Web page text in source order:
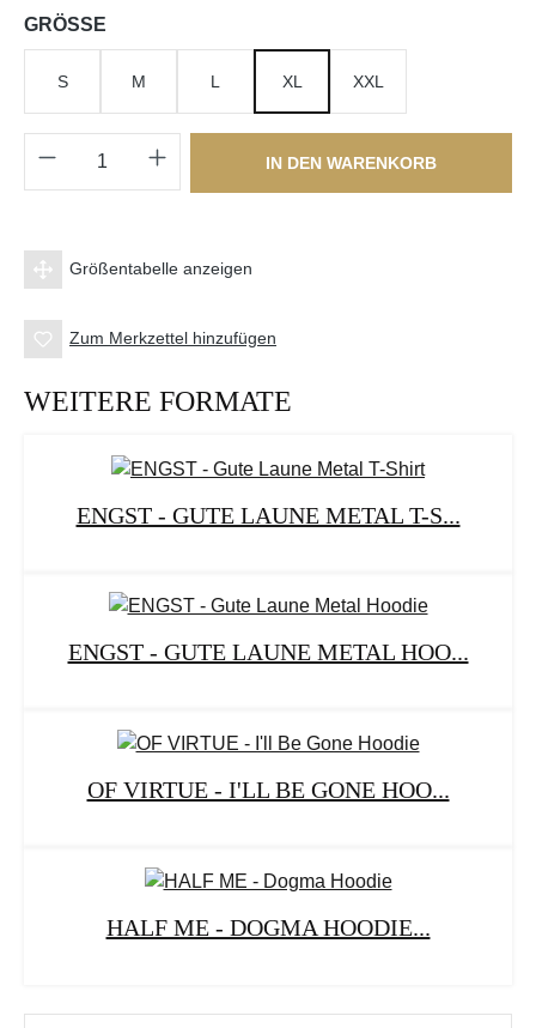
GRÖSSE
S M L XL XXL
Produkt Anzahl: Gib den gewünschten
IN DEN WARENKORB
Größentabelle anzeigen
Zum Merkzettel hinzufügen
WEITERE FORMATE
ENGST - GUTE LAUNE METAL T-S...
ENGST - GUTE LAUNE METAL HOO...
OF VIRTUE - I'LL BE GONE HOO...
HALF ME - DOGMA HOODIE...